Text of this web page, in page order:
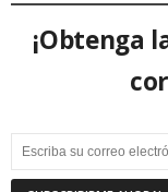
¡Obtenga